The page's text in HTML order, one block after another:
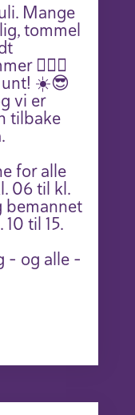
Mange
tommel
🏋️‍♂️💜
unt! ☀️😎
vi er
tilbake
for alle
06 til kl.
bemannet
til 15.
– og alle –